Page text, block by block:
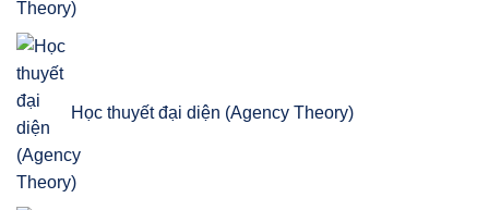
Học thuyết đại diện (Agency Theory)